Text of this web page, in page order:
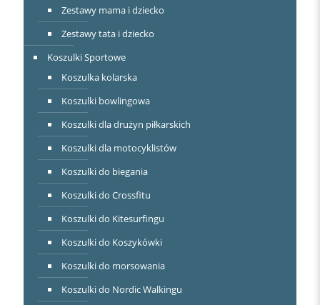
Zestawy mama i dziecko
Zestawy tata i dziecko
Koszulki Sportowe
Koszulka kolarska
Koszulki bowlingowa
Koszulki dla drużyn piłkarskich
Koszulki dla motocyklistów
Koszulki do biegania
Koszulki do Crossfitu
Koszulki do Kitesurfingu
Koszulki do Koszykówki
Koszulki do morsowania
Koszulki do Nordic Walkingu